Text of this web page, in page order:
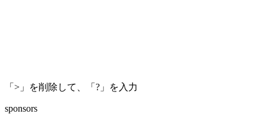
「>」を削除して、「?」を入力
sponsors